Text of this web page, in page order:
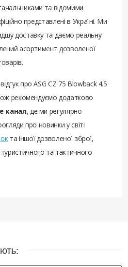
та відомими
представлені в Україні. Ми
доставку та даємо реальну
асортимент дозволеної
про ASG CZ 75 Blowback 4.5
рекомендуємо додатково
канал, де ми регулярно
про новинки у світі
та іншої дозволеної зброї,
та тактичного